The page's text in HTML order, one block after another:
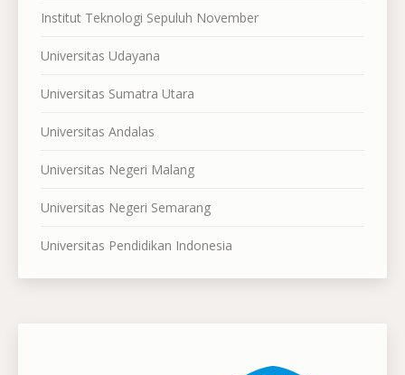
Institut Teknologi Sepuluh November
Universitas Udayana
Universitas Sumatra Utara
Universitas Andalas
Universitas Negeri Malang
Universitas Negeri Semarang
Universitas Pendidikan Indonesia